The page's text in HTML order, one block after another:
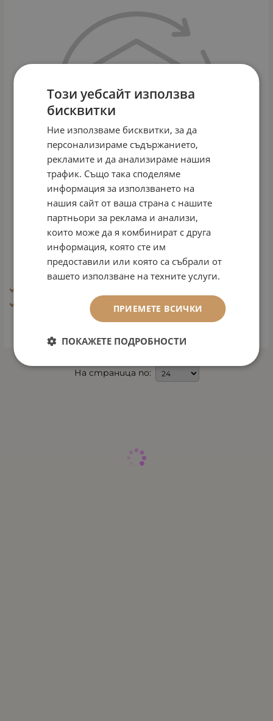
НЕЖНО ПОЧИСТВАЩО МЛЯКО ЗА ВСЕКИ ТИП КОЖА
Арт.№: 100
25.05€ / 48.99 лв.
Тип кожа: Всички типове кожа
На страница по:
Този уебсайт използва
бисквитки
Ние използваме бисквитки, за да
персонализираме съдържанието,
рекламите и да анализираме нашия
трафик. Също така споделяме
информация за използването на
нашия сайт от ваша страна с нашите
партньори за реклама и анализи,
които може да я комбинират с друга
информация, която сте им
предоставили или която са събрали от
вашето използване на техните услуги.
ПРИЕМЕТЕ ВСИЧКИ
ПОКАЖЕТЕ ПОДРОБНОСТИ